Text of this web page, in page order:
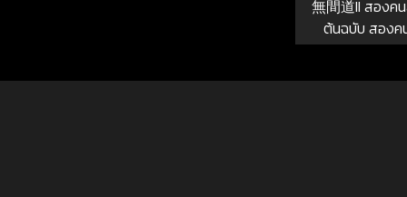
無間道II สองค
ต้นฉบับ สอง